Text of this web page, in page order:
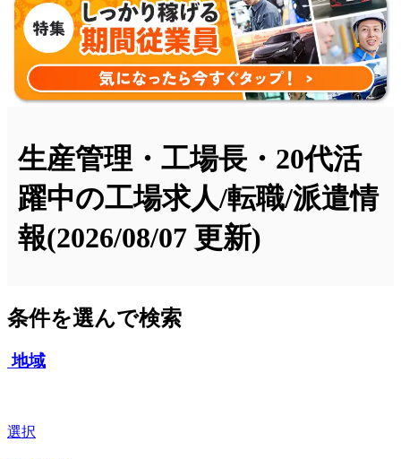
生産管理・工場長・20代活
躍中の工場求人/転職/派遣情
報(2026/08/07 更新)
条件を選んで検索
地域
選択